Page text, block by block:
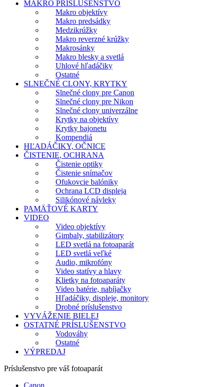
MAKRO PRÍSLUŠENSTVO
Makro objektívy
Makro predsádky
Medzikrúžky
Makro reverzné krúžky
Makrosánky
Makro blesky a svetlá
Uhlové hľadáčiky
Ostatné
SLNEČNÉ CLONY, KRYTKY
Slnečné clony pre Canon
Slnečné clony pre Nikon
Slnečné clony univerzálne
Krytky na objektívy
Krytky bajonetu
Kompendiá
HĽADÁČIKY, OČNICE
ČISTENIE, OCHRANA
Čistenie optiky
Čistenie snímačov
Ofukovcie balóniky
Ochrana LCD displeja
Silikónové návleky
PAMÄŤOVÉ KARTY
VIDEO
Video objektívy
Gimbaly, stabilizátory
LED svetlá na fotoaparát
LED svetlá veľké
Audio, mikrofóny
Video statívy a hlavy
Klietky na fotoaparáty
Video batérie, nabíjačky
Hľadáčiky, displeje, monitory
Drobné príslušenstvo
VYVÁŽENIE BIELEJ
OSTATNÉ PRÍSLUŠENSTVO
Vodováhy
Ostatné
VÝPREDAJ
Príslušenstvo pre váš fotoaparát
Canon